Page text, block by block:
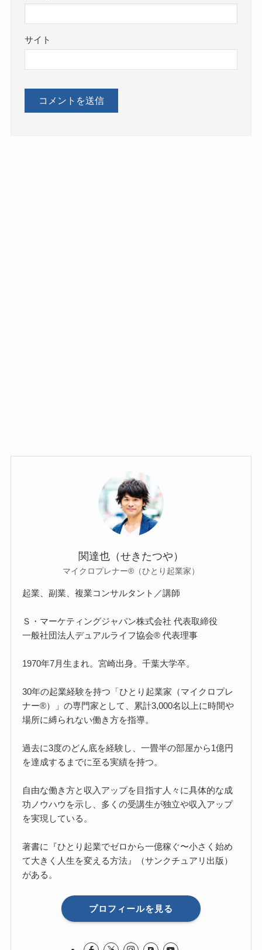
サイト
関達也（せきたつや）
マイクロプレナー®（ひとり起業家）
起業、副業、複業コンサルタント／講師
Ｓ・マーケティングジャパン株式会社 代表取締役
一般社団法人デュアルライフ協会® 代表理事
1970年7月生まれ。宮崎出身。千葉大学卒。
30年の起業経験を持つ「ひとり起業家（マイクロプレ
ナー®）」の専門家として、累計3,000名以上に時間や
場所に縛られない働き方を指導。
過去に3度のどん底を経験し、一畳半の部屋から1億円
を達成するまでに至る実績を持つ。
自由な働き方と収入アップを目指す人々に具体的な成
功ノウハウを示し、多くの受講生が独立や収入アップ
を実現している。
著書に『ひとり起業でゼロから一億稼ぐ〜小さく始め
て大きく人生を変える方法』（サンクチュアリ出版）
がある。
プロフィールを見る